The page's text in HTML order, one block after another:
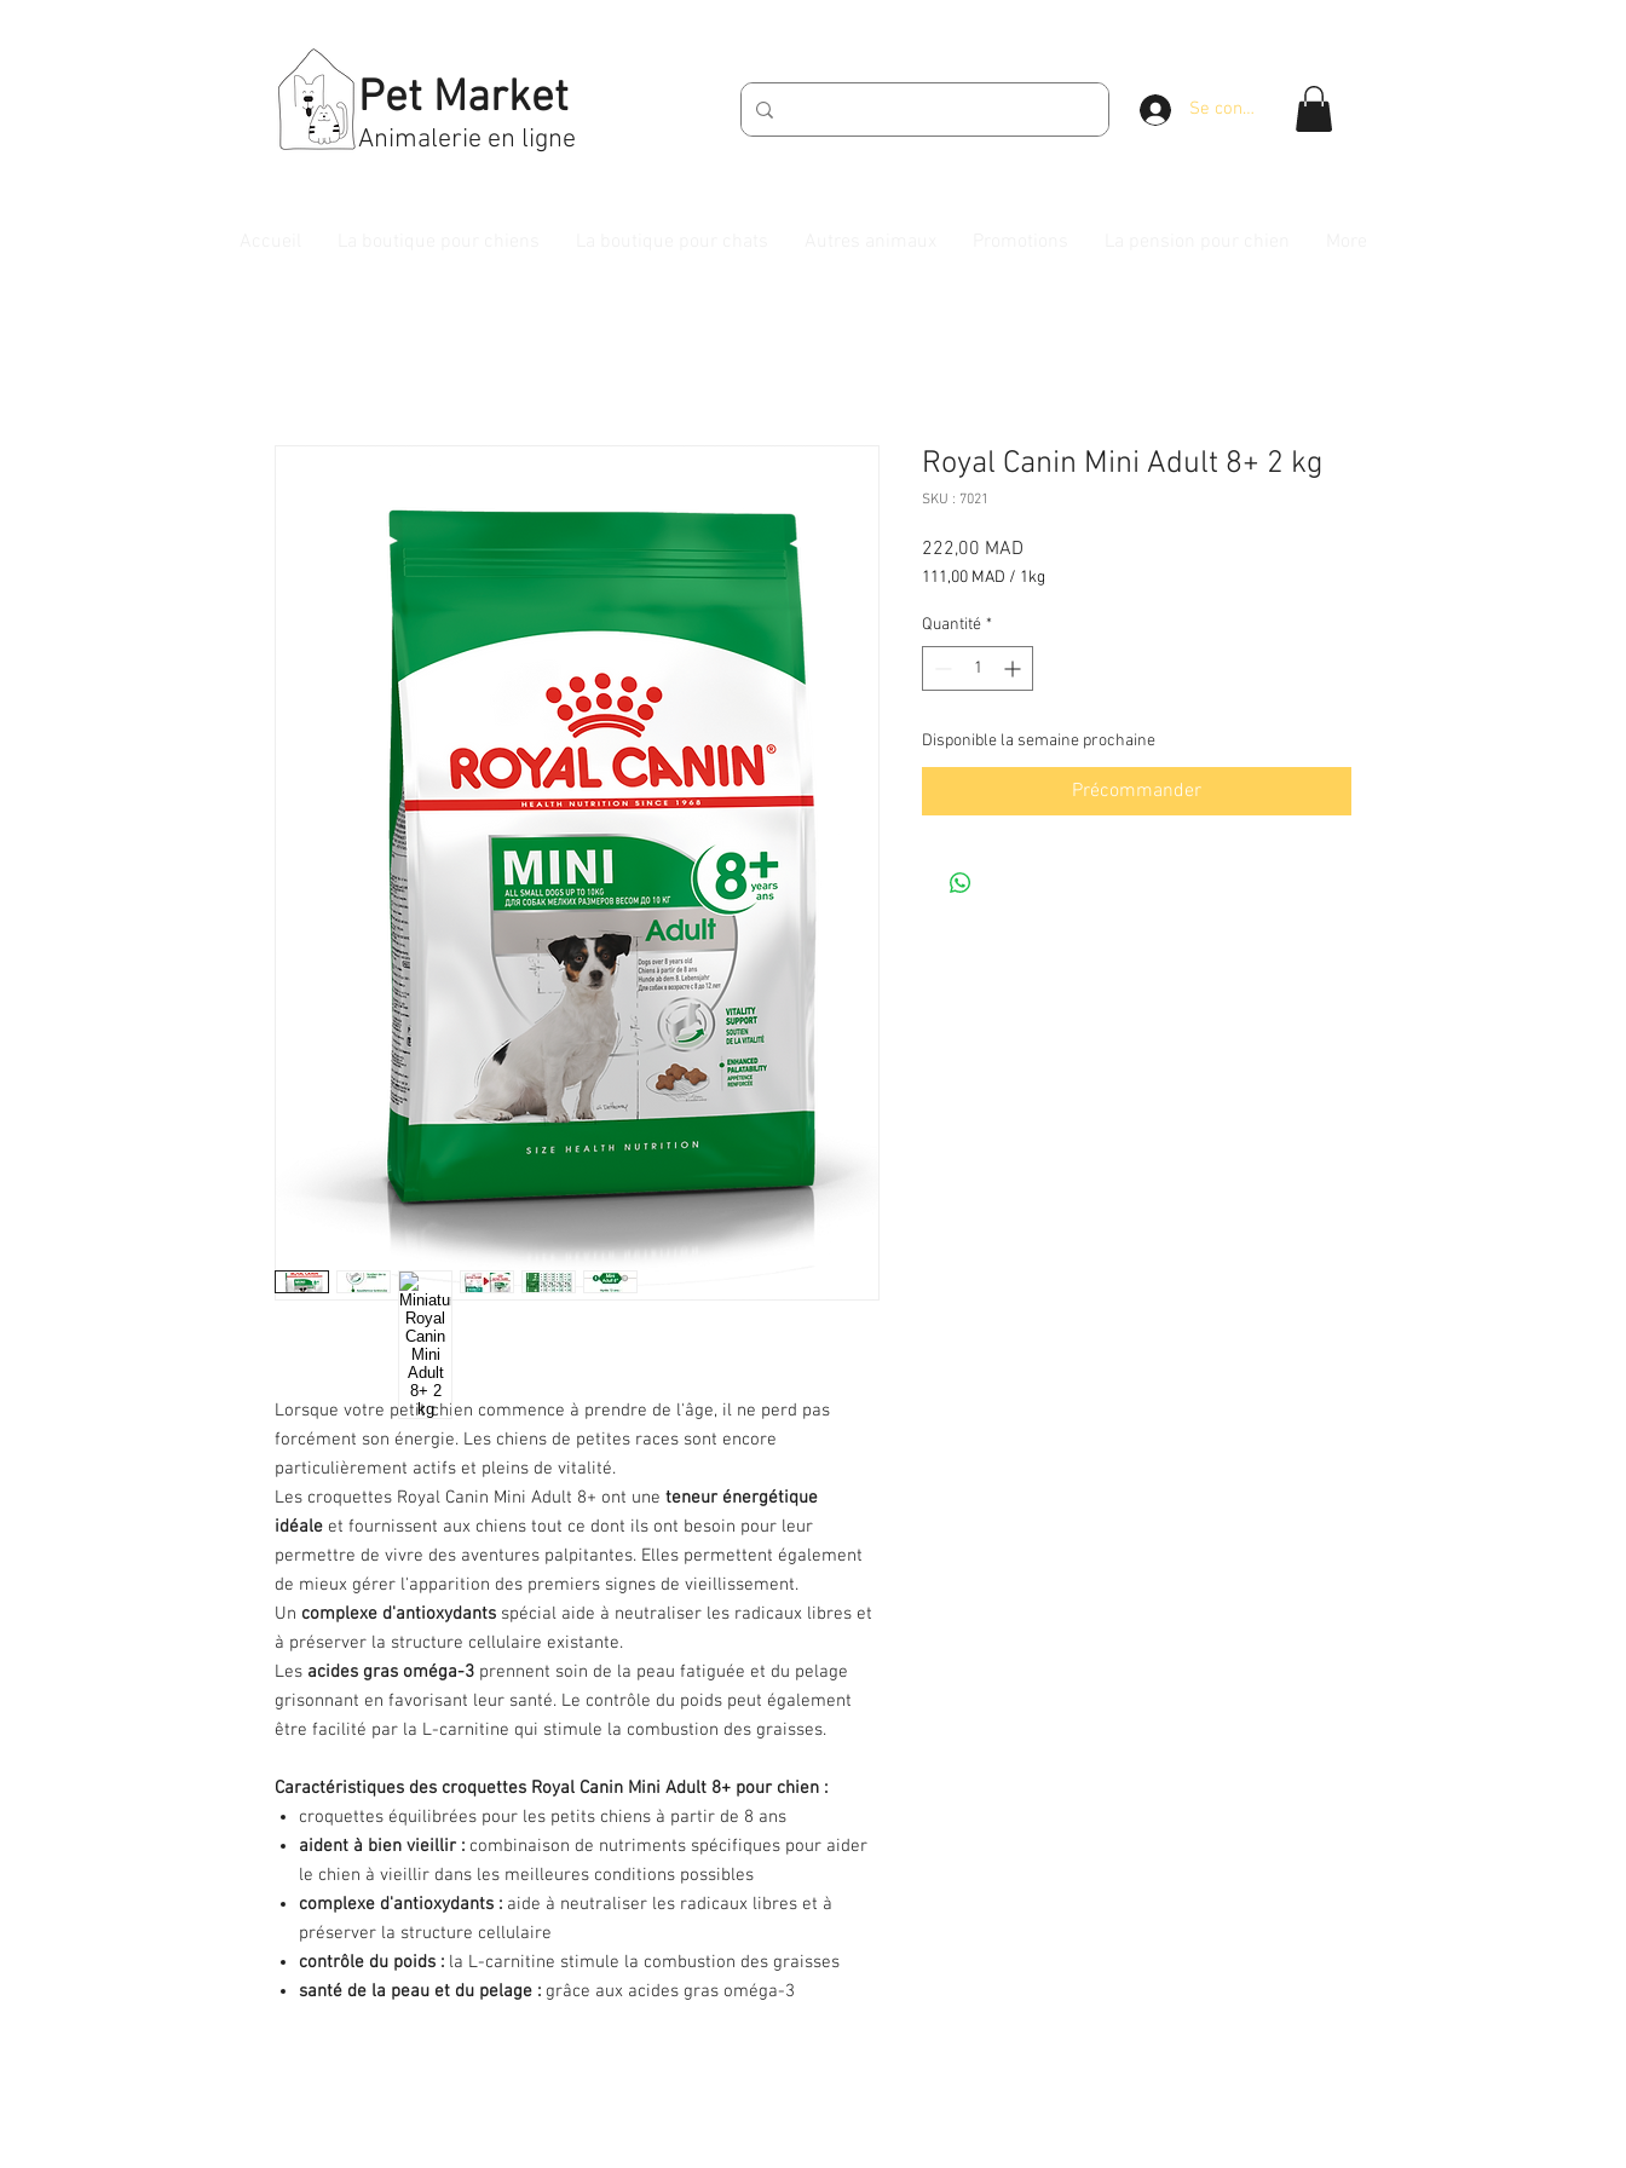
Pet Market
Animalerie en ligne
Se connecter
Lorsque votre petit chien commence à prendre de l'âge, il ne perd pas
forcément son énergie. Les chiens de petites races sont encore
particulièrement actifs et pleins de vitalité.
Les croquettes Royal Canin Mini Adult 8+ ont une teneur énergétique
idéale et fournissent aux chiens tout ce dont ils ont besoin pour leur
permettre de vivre des aventures palpitantes. Elles permettent également
de mieux gérer l'apparition des premiers signes de vieillissement.
Un complexe d'antioxydants spécial aide à neutraliser les radicaux libres et
à préserver la structure cellulaire existante.
Les acides gras oméga-3 prennent soin de la peau fatiguée et du pelage
grisonnant en favorisant leur santé. Le contrôle du poids peut également
être facilité par la L-carnitine qui stimule la combustion des graisses.
Caractéristiques des croquettes Royal Canin Mini Adult 8+ pour chien :
croquettes équilibrées pour les petits chiens à partir de 8 ans
aident à bien vieillir : combinaison de nutriments spécifiques pour aider
le chien à vieillir dans les meilleures conditions possibles
complexe d'antioxydants : aide à neutraliser les radicaux libres et à
préserver la structure cellulaire
contrôle du poids : la L-carnitine stimule la combustion des graisses
santé de la peau et du pelage : grâce aux acides gras oméga-3
Royal Canin Mini Adult 8+ 2 kg
SKU : 7021
222,00 MAD
111,00 MAD / 1kg
pour
1
Kilogramme
Quantité *
Disponible la semaine prochaine
Précommander